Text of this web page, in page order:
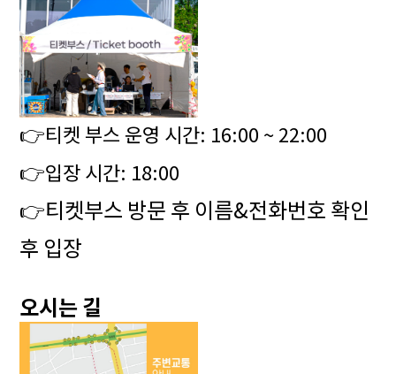
👉티켓 부스 운영 시간: 16:00 ~ 22:00
👉입장 시간: 18:00
👉티켓부스 방문 후 이름&전화번호 확인
후 입장
오시는 길